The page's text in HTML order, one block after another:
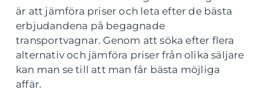
är att jämföra priser och leta efter de bästa
erbjudandena på begagnade
transportvagnar. Genom att söka efter flera
alternativ och jämföra priser från olika säljare
kan man se till att man får bästa möjliga
affär.